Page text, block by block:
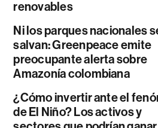
renovables
Ni los parques nacionales
salvan: Greenpeace emite
preocupante alerta sobre
Amazonía colombiana
¿Cómo invertir ante el
de El Niño? Los activos y